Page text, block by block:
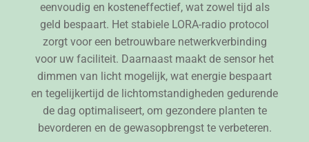
eenvoudig en kosteneffectief, wat zowel tijd als
geld bespaart. Het stabiele LORA-radio protocol
zorgt voor een betrouwbare netwerkverbinding
voor uw faciliteit. Daarnaast maakt de sensor het
dimmen van licht mogelijk, wat energie bespaart
en tegelijkertijd de lichtomstandigheden gedurende
de dag optimaliseert, om gezondere planten te
bevorderen en de gewasopbrengst te verbeteren.